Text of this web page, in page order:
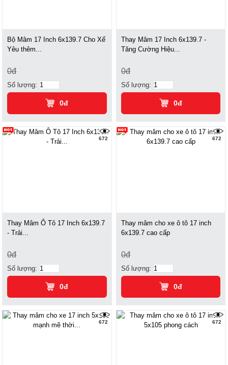
Bộ Mâm 17 Inch 6x139.7 Cho Xế
Yêu thêm...
0đ
Số lượng:
0đ
Thay Mâm 17 Inch 6x139.7 -
Tăng Cường Hiệu...
0đ
Số lượng:
0đ
672
Thay Mâm Ô Tô 17 Inch 6x139.7
- Trải...
0đ
Số lượng:
0đ
672
Thay mâm cho xe ô tô 17 inch
6x139.7 cao cấp
0đ
Số lượng:
0đ
672 672